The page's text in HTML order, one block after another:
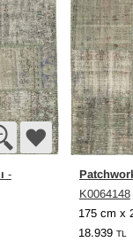
-
K0064148
175 cm x
18.939 TL